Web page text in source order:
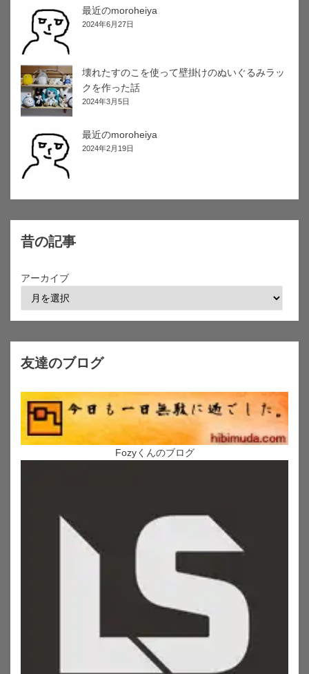
最近のmoroheiya
2024年6月27日
壊れたすのこを使って壁掛けのぬいぐるみラッ
クを作った話
2024年3月5日
最近のmoroheiya
2024年2月19日
昔の記事
アーカイブ
友達のブログ
Fozyくんのブログ